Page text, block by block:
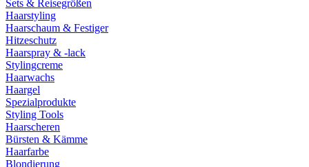
Sets & Reisegrößen
Haarstyling
Haarschaum & Festiger
Hitzeschutz
Haarspray & -lack
Stylingcreme
Haarwachs
Haargel
Spezialprodukte
Styling Tools
Haarscheren
Bürsten & Kämme
Haarfarbe
Blondierung